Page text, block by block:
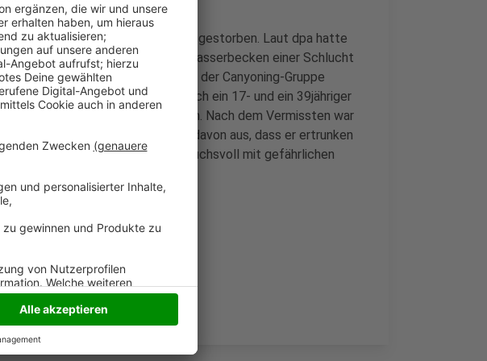
ist bei einer Bergtour in Österreich gestorben. Laut dpa hatte
fünfköpfigen Gruppe in das Wasserbecken einer Schlucht
ab. Die anderen Mitglieder der Canyoning-Gruppe
Menschen - darunter auch noch ein 17- und ein 39jähriger
aus der Schlucht geborgen. Nach dem Vermissten war
worden. Die Retter gehen davon aus, dass er ertrunken
Tour gilt laut Behörden als anspruchsvoll mit gefährlichen